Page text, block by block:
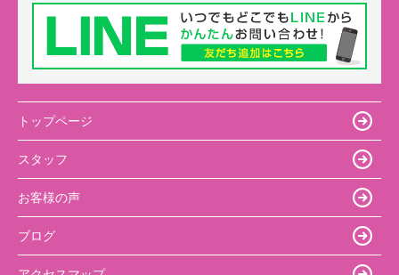
トップページ
スタッフ
お客様の声
ブログ